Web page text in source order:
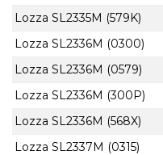
Lozza SL2335M (579K)
Lozza SL2336M (0300)
Lozza SL2336M (0579)
Lozza SL2336M (300P)
Lozza SL2336M (568X)
Lozza SL2337M (0315)